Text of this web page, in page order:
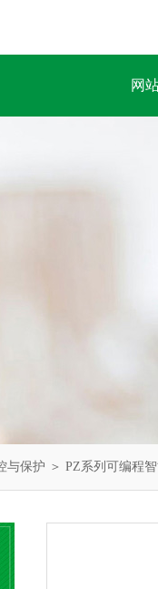
网
与保护 ＞ PZ系列可编程